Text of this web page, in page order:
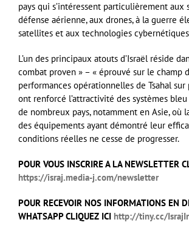
pays qui s’intéressent particulièrement aux
défense aérienne, aux drones, à la guerre
satellites et aux technologies
L’un des principaux atouts d’Israël réside
combat proven » – « éprouvé sur le champ
performances opérationnelles de Tsahal
ont renforcé l’attractivité des systèmes
de nombreux pays, notamment en Asie, où
des équipements ayant démontré leur
conditions réelles ne cesse de progresser.
POUR VOUS INSCRIRE A LA NEWSLETTER
https://israj.media-j.com/newsletter
POUR RECEVOIR NOS INFORMATIONS EN
WHATSAPP CLIQUEZ ICI http://tiny.cc/